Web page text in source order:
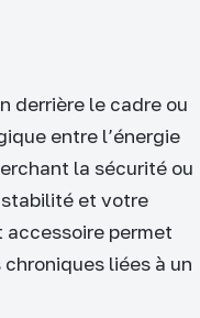
derrière le cadre ou
entre l’énergie
la sécurité ou
et votre
permet
liées à un